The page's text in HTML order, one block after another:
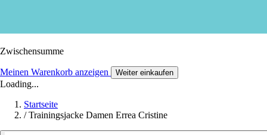
Zwischensumme
Meinen Warenkorb anzeigen Weiter einkaufen
Loading...
Startseite
/ Trainingsjacke Damen Errea Cristine